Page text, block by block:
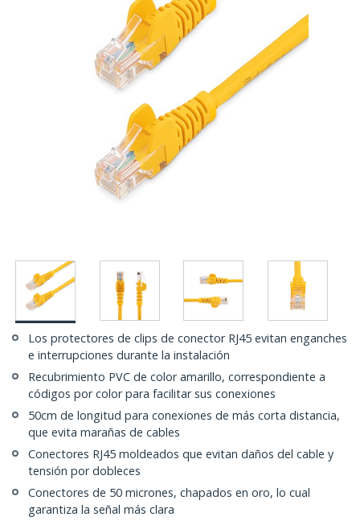
Los protectores de clips de conector RJ45 evitan enganches
e interrupciones durante la instalación
Recubrimiento PVC de color amarillo, correspondiente a
códigos por color para facilitar sus conexiones
50cm de longitud para conexiones de más corta distancia,
que evita marañas de cables
Conectores RJ45 moldeados que evitan daños del cable y
tensión por dobleces
Conectores de 50 micrones, chapados en oro, lo cual
garantiza la señal más clara